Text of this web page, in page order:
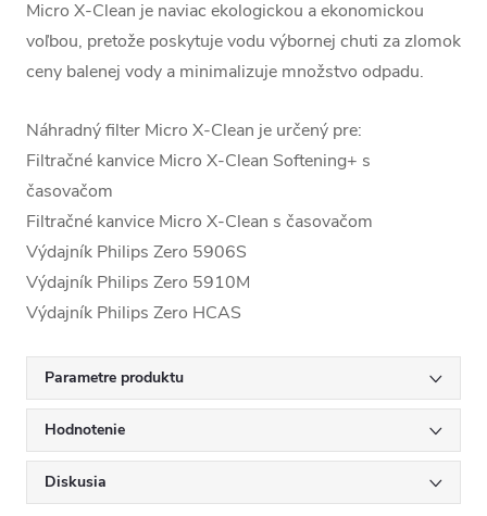
Micro X-Clean je naviac ekologickou a ekonomickou
voľbou, pretože poskytuje vodu výbornej chuti za zlomok
ceny balenej vody a minimalizuje množstvo odpadu.
Náhradný filter Micro X-Clean je určený pre:
Filtračné kanvice Micro X-Clean Softening+ s
časovačom
Filtračné kanvice Micro X-Clean s časovačom
Výdajník Philips Zero 5906S
Výdajník Philips Zero 5910M
Výdajník Philips Zero HCAS
Parametre produktu
Hodnotenie
Diskusia